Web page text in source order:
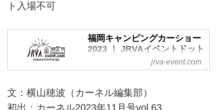
ト入場不可
福岡キャンピングカーショー
2023 ｜ JRVAイベントドット
jrva-event.com
文：横山穂波（カーネル編集部）
初出：カーネル2023年11月号vol.63